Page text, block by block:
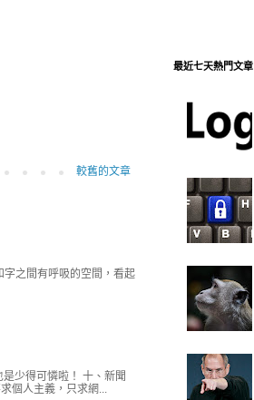
較舊的文章
之間有呼吸的空間，看起
少得可憐啦！ 十、新聞
個人主義，只求網...
最近七天熱門文章